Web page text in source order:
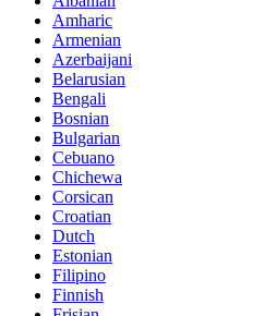
Amharic
Armenian
Azerbaijani
Belarusian
Bengali
Bosnian
Bulgarian
Cebuano
Chichewa
Corsican
Croatian
Dutch
Estonian
Filipino
Finnish